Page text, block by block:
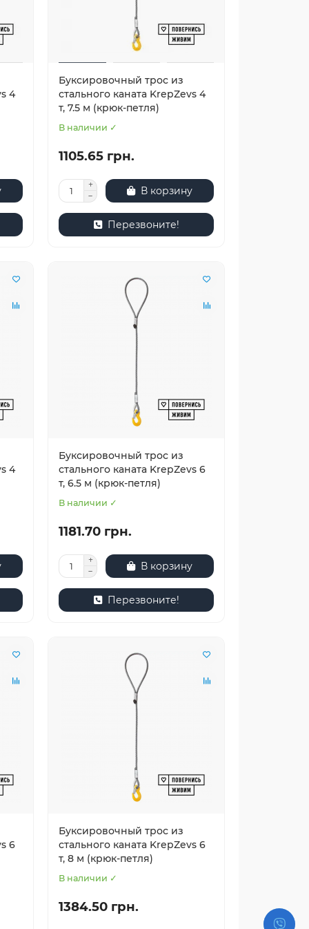
4
Буксировочный трос из
стального каната KrepZevs 4
т, 7.5 м (крюк-петля)
В наличии ✓
1105.65 грн.
В корзину
Перезвоните!
4
Буксировочный трос из
стального каната KrepZevs 6
т, 6.5 м (крюк-петля)
В наличии ✓
1181.70 грн.
В корзину
Перезвоните!
6
Буксировочный трос из
стального каната KrepZevs 6
т, 8 м (крюк-петля)
В наличии ✓
1384.50 грн.